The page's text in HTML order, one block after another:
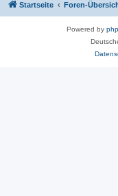
Startseite Foren-
Powered by